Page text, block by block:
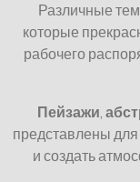
Различные
которые
рабочего
Пейзажи,
представлены для
и создать